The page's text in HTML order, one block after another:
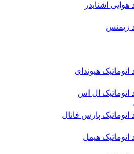
اشنایدر
زیمنس
هیوندای
اتوماتیک ال اس
اتوماتیک پارس فانال
اتوماتیک هیمل